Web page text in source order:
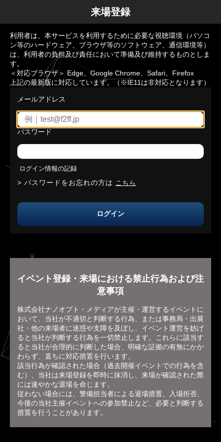
来場登録
利用者は、本サービスを利用するために必要な視聴環境（パソコ
ン等のハードウェア、ブラウザ等のソフトウェア、通信環境等）
は、利用者の負担及び責任において準備及び維持するものとしま
す。
＜対応ブラウザ＞ Edge、Google Chrome、Safari、Firefox
上記の最新版に対応しています。（※IE11は非対応となります）
メールアドレス
パスワード
ログイン情報の記録
パスワードをお忘れの方は こちら
ログイン
イベント登録・来場における禁止行為および注
意事項
株式会社ナノオプト・メディアが主催・運営するイベントに
おいて、当社が不適切と判断する行為、または事務局・出展
社・他の来場者に迷惑や支障を及ぼし、イベント運営を妨げ
ると当社が判断する行為を一切禁止します。これらに該当す
ると当社が合理的に判断した場合、明確な証拠の有無にかか
わらず、直ちに対応措置を行います。
該当行為が確認された場合（過去開催イベントでの行為を含
む）、当社は来場登録を即時に抹消し、来場が確認された際
には速やかな退場を命じます。
従わない場合には、警備担当者による退場措置、入場拒否、
今後の当社主催イベントへの参加禁止など、必要と判断する
措置を行うことがあります。